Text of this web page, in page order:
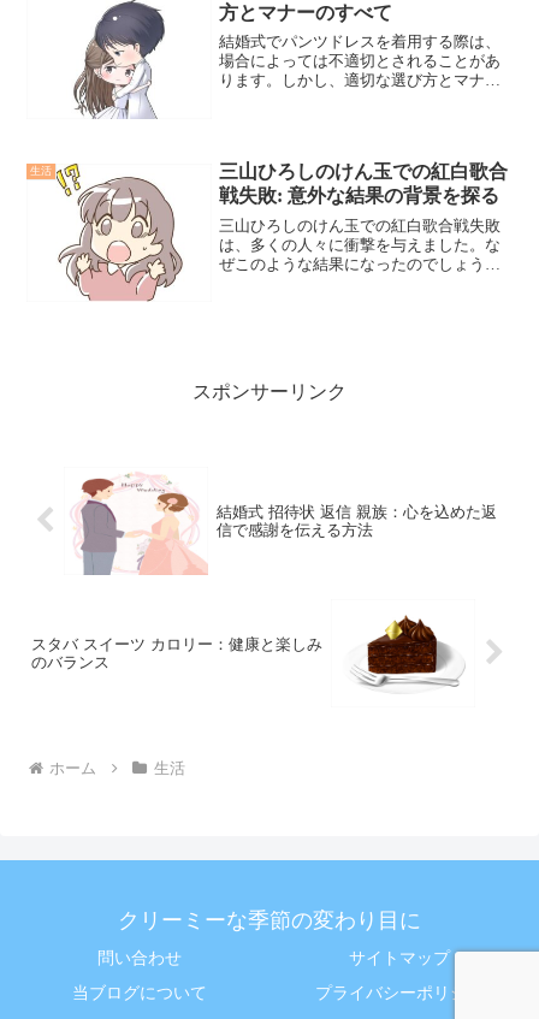
方とマナーのすべて
結婚式でパンツドレスを着用する際は、
場合によっては不適切とされることがあ
ります。しかし、適切な選び方とマナー
に解説します。
生活
三山ひろしのけん玉での紅白歌合
戦失敗: 意外な結果の背景を探る
三山ひろしのけん玉での紅白歌合戦失敗
は、多くの人々に衝撃を与えました。な
ぜこのような結果になったのでしょう
スポンサーリンク
結婚式 招待状 返信 親族：心を込めた返
信で感謝を伝える方法
スタバ スイーツ カロリー：健康と楽しみ
のバランス
ホーム 生活
クリーミーな季節の変わり目に
問い合わせ
サイトマップ
当ブログについて
プライバシーポリシー